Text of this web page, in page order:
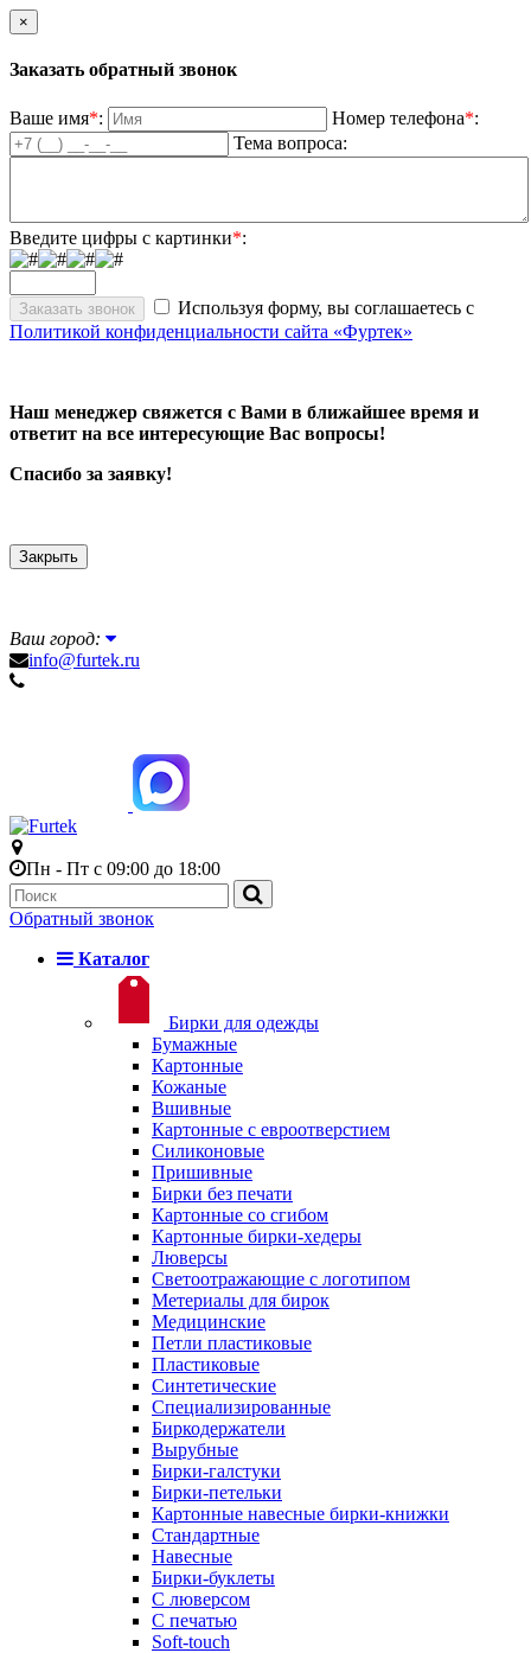
×
Заказать обратный звонок
Ваше имя*: Номер телефона*:
Тема вопроса:
Введите цифры с картинки*:
Используя форму, вы соглашаетесь с
Политикой конфиденциальности сайта «Фуртек»
Наш менеджер свяжется с Вами в ближайшее время и
ответит на все интересующие Вас вопросы!
Спасибо за заявку!
Закрыть
Ваш город:
info@furtek.ru
Пн - Пт с 09:00 до 18:00
Обратный звонок
Каталог
Бирки для одежды
Бумажные
Картонные
Кожаные
Вшивные
Картонные с евроотверстием
Силиконовые
Пришивные
Бирки без печати
Картонные со сгибом
Картонные бирки-хедеры
Люверсы
Светоотражающие с логотипом
Метериалы для бирок
Медицинские
Петли пластиковые
Пластиковые
Синтетические
Специализированные
Биркодержатели
Вырубные
Бирки-галстуки
Бирки-петельки
Картонные навесные бирки-книжки
Стандартные
Навесные
Бирки-буклеты
С люверсом
С печатью
Soft-touch